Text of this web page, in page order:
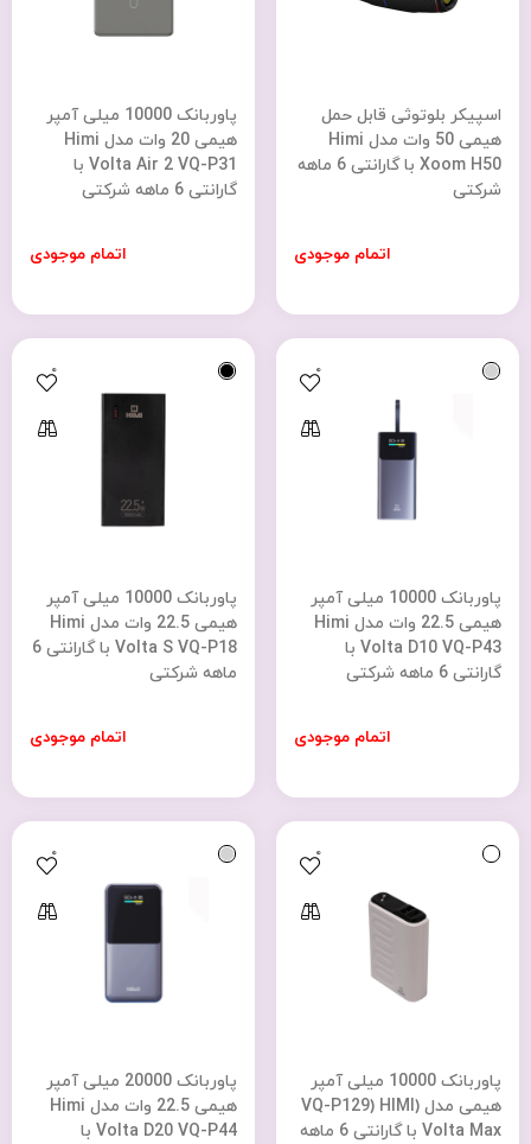
اسپیکر بلوتوثی قابل حمل
هیمی 50 وات مدل Himi
Xoom H50 با گارانتی 6 ماهه
شرکتی
اتمام موجودی
پاوربانک 10000 میلی آمپر
هیمی 20 وات مدل Himi
Volta Air 2 VQ-P31 با
گارانتی 6 ماهه شرکتی
اتمام موجودی
پاوربانک 10000 میلی آمپر
هیمی 22.5 وات مدل Himi
Volta D10 VQ-P43 با
گارانتی 6 ماهه شرکتی
اتمام موجودی
0
پاوربانک 10000 میلی آمپر
هیمی 22.5 وات مدل Himi
Volta S VQ-P18 با گارانتی 6
ماهه شرکتی
اتمام موجودی
0
پاوربانک 10000 میلی آمپر
هیمی مدل (VQ-P129) HIMI
Volta Max با گارانتی 6 ماهه
0
پاوربانک 20000 میلی آمپر
هیمی 22.5 وات مدل Himi
Volta D20 VQ-P44 با
0